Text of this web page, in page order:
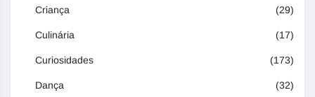
Criança (29)
Culinária (17)
Curiosidades (173)
Dança (32)